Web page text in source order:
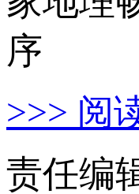
>>> 阅
责任编